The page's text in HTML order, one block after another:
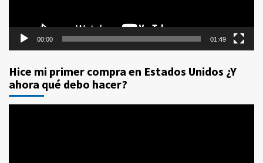
00:00 01:49
Hice mi primer compra en Estados Unidos ¿Y
ahora qué debo hacer?